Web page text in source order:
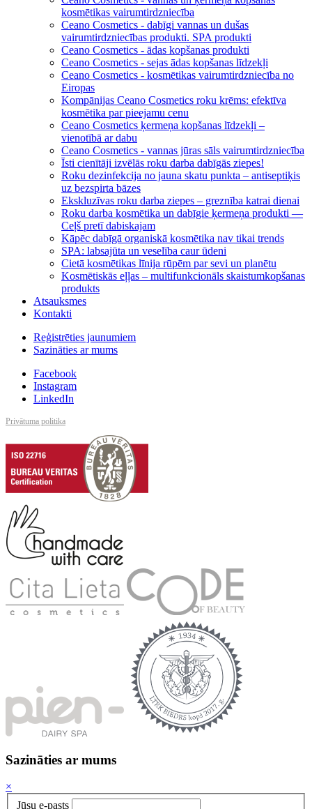
kosmētikas vairumtirdzniecība
Ceano Cosmetics - dabīgi vannas un dušas
vairumtirdzniecības produkti. SPA produkti
Ceano Cosmetics - ādas kopšanas produkti
Ceano Cosmetics - sejas ādas kopšanas līdzekļi
Ceano Cosmetics - kosmētikas vairumtirdzniecība no
Eiropas
Kompānijas Ceano Cosmetics roku krēms: efektīva
kosmētika par pieejamu cenu
Ceano Cosmetics ķermeņa kopšanas līdzekļi –
vienotībā ar dabu
Ceano Cosmetics - vannas jūras sāls vairumtirdzniecība
Īsti cienītāji izvēlās roku darba dabīgās ziepes!
Roku dezinfekcija no jauna skatu punkta – antiseptiķis
uz bezspirta bāzes
Ekskluzīvas roku darba ziepes – greznība katrai dienai
Roku darba kosmētika un dabīgie ķermeņa produkti —
Ceļš pretī dabiskajam
Kāpēc dabīgā organiskā kosmētika nav tikai trends
SPA: labsajūta un veselība caur ūdeni
Cietā kosmētikas līnija rūpēm par sevi un planētu
Kosmētiskās eļļas – multifunkcionāls skaistumkopšanas
produkts
Atsauksmes
Kontakti
Reģistrēties jaunumiem
Sazināties ar mums
Facebook
Instagram
LinkedIn
Privātuma politika
Sazināties ar mums
×
Jūsu e-pasts